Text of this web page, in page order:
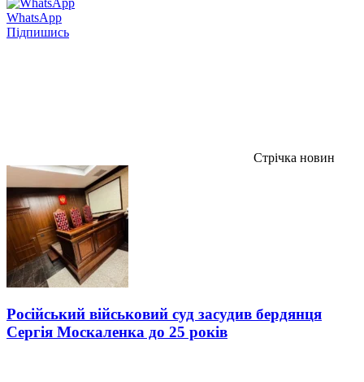
WhatsApp
Підпишись
Стрічка новин
Російський військовий суд засудив бердянця
Сергія Москаленка до 25 років